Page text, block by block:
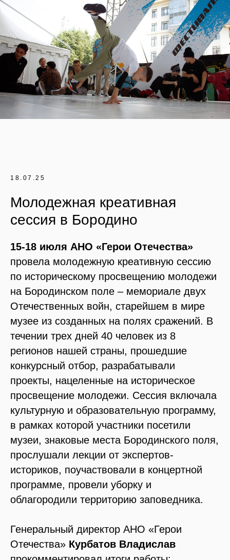
18.07.25
Молодежная креативная
сессия в Бородино
15-18 июля АНО «Герои Отечества»
провела молодежную креативную сессию
по историческому просвещению молодежи
на Бородинском поле – мемориале двух
Отечественных войн, старейшем в мире
музее из созданных на полях сражений. В
течении трех дней 40 человек из 8
регионов нашей страны, прошедшие
конкурсный отбор, разрабатывали
проекты, нацеленные на историческое
просвещение молодежи. Сессия включала
культурную и образовательную программу,
в рамках которой участники посетили
музеи, знаковые места Бородинского поля,
прослушали лекции от экспертов-
историков, поучаствовали в концертной
программе, провели уборку и
облагородили территорию заповедника.
Генеральный директор АНО «Герои
Отечества» Курбатов Владислав